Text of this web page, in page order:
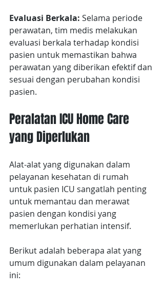
Evaluasi Berkala: Selama periode
perawatan, tim medis melakukan
evaluasi berkala terhadap kondisi
pasien untuk memastikan bahwa
perawatan yang diberikan efektif dan
sesuai dengan perubahan kondisi
pasien.
Peralatan ICU Home Care
yang Diperlukan
Alat-alat yang digunakan dalam
pelayanan kesehatan di rumah
untuk pasien ICU sangatlah penting
untuk memantau dan merawat
pasien dengan kondisi yang
memerlukan perhatian intensif.
Berikut adalah beberapa alat yang
umum digunakan dalam pelayanan
ini: